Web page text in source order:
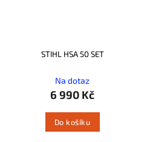
STIHL HSA 50 SET
Na dotaz
6 990 Kč
Do košíku